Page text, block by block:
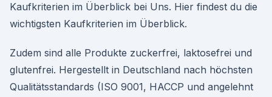
Kaufkriterien im Überblick bei Uns. Hier findest du die
wichtigsten Kaufkriterien im Überblick.
Zudem sind alle Produkte zuckerfrei, laktosefrei und
glutenfrei. Hergestellt in Deutschland nach höchsten
Qualitätsstandards (ISO 9001, HACCP und angelehnt